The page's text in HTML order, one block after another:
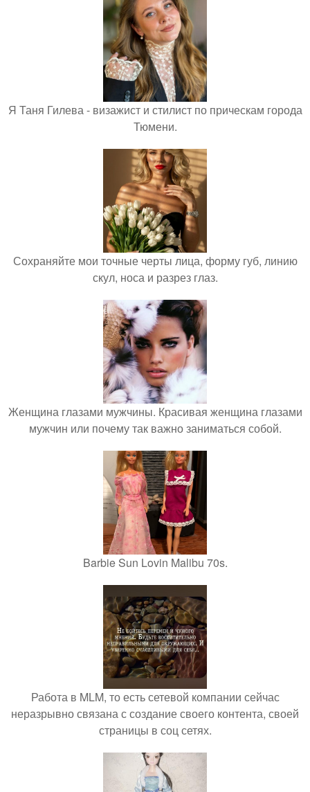
Я Таня Гилева - визажист и стилист по прическам города
Тюмени.
Сохраняйте мои точные черты лица, форму губ, линию
скул, носа и разрез глаз.
Женщина глазами мужчины. Красивая женщина глазами
мужчин или почему так важно заниматься собой.
Barbie Sun Lovin Malibu 70s.
Работа в MLM, то есть сетевой компании сейчас
неразрывно связана с создание своего контента, своей
страницы в соц сетях.